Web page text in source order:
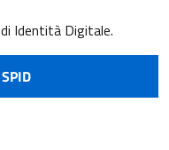
Identità Digitale.